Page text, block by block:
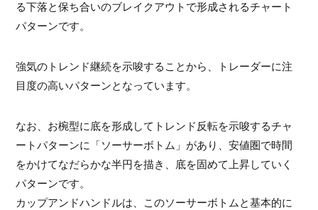
る下落と保ち合いのブレイクアウトで形成されるチャート
パターンです。
強気のトレンド継続を示唆することから、トレーダーに注
目度の高いパターンとなっています。
なお、お椀型に底を形成してトレンド反転を示唆するチャ
ートパターンに「ソーサーボトム」があり、安値圏で時間
をかけてなだらかな半円を描き、底を固めて上昇していく
パターンです。
カップアンドハンドルは、このソーサーボトムと基本的に